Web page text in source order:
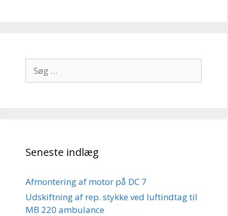
efter:
Seneste indlæg
Afmontering af motor på DC 7
Udskiftning af rep. stykke ved luftindtag til
MB 220 ambulance